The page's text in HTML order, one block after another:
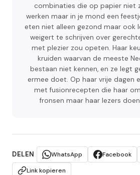
combinaties die op papier niet
werken maar in je mond een
eten niet alleen gezond maar ook
weigert te schrijven over
met plezier zou opeten. Haar
kruiden waarvan de meeste
bestaan niet kennen, en ze legt
ermee doet. Op haar vrije dagen
met fusionrecepten die haar
fronsen maar haar lezers
DELEN WhatsApp Facebook
Link kopieren